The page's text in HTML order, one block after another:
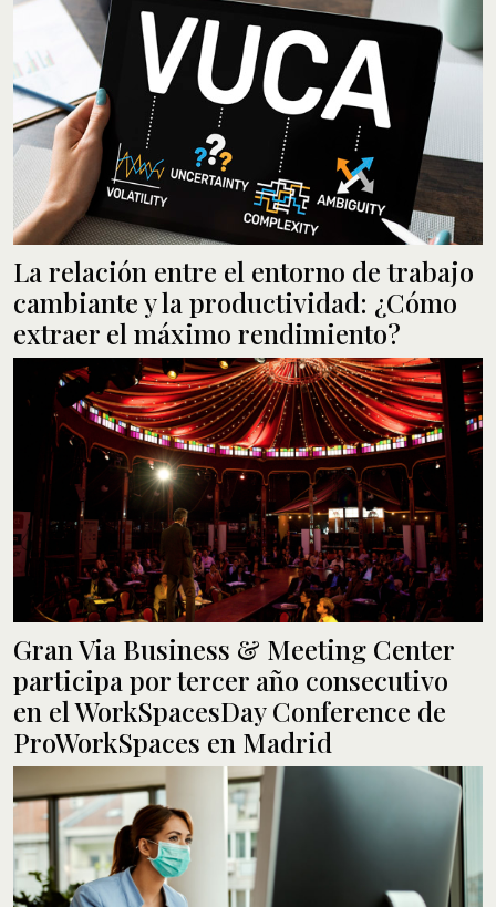
La relación entre el entorno de trabajo
cambiante y la productividad: ¿Cómo
extraer el máximo rendimiento?
Gran Via Business & Meeting Center
participa por tercer año consecutivo
en el WorkSpacesDay Conference de
ProWorkSpaces en Madrid